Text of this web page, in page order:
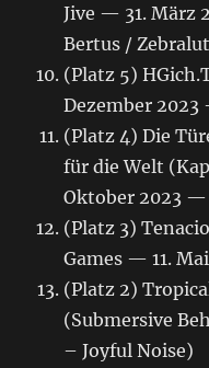
Jive — 31. März
Bertus /
(Platz 5)
Dezember
(Platz 4) Die
für die Welt
Oktober 2023
(Platz 3)
Games — 11.
(Platz 2)
(Submersive
– Joyful Noise)